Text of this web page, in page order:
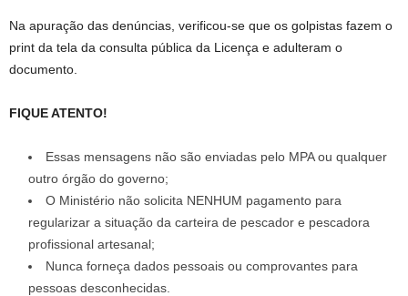
Na apuração das denúncias, verificou-se que os golpistas fazem o
print da tela da consulta pública da Licença e adulteram o
documento.
FIQUE ATENTO!
Essas mensagens não são enviadas pelo MPA ou qualquer
outro órgão do governo;
O Ministério não solicita NENHUM pagamento para
regularizar a situação da carteira de pescador e pescadora
profissional artesanal;
Nunca forneça dados pessoais ou comprovantes para
pessoas desconhecidas.